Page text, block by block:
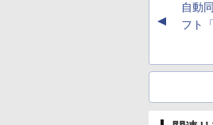
▲
自動
フト